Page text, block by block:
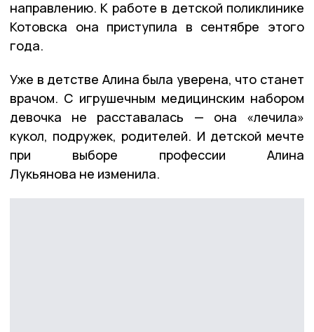
направлению. К работе в детской поликлинике
Котовска она приступила в сентябре этого
года.
Уже в детстве Алина была уверена, что станет
врачом. С игрушечным медицинским набором
девочка не расставалась — она «лечила»
кукол, подружек, родителей. И детской мечте
при выборе профессии Алина
Лукьянова не изменила.